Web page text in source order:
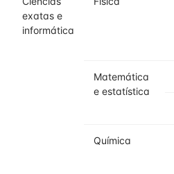
exatas e
informática
Matemática
e estatística
Química